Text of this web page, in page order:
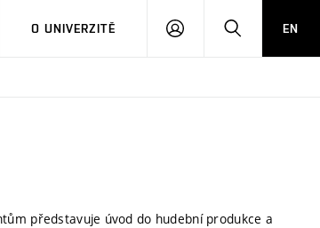
O UNIVERZITĚ
PŘIHLÁSIT HLEDATEN
představuje úvod do hudební produkce a